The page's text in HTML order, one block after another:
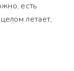
есть
летает,